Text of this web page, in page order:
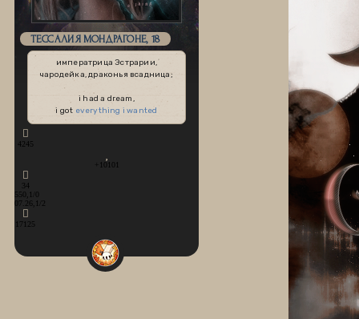
ТЕССАЛИЯ МОНДРАГОНЕ, 18
императрица Эстрарии,
чародейка, драконья всадница;
i had a dream,
i got everything i wanted
4245
+10101
34
550,1/0
07.26,1/2
17125